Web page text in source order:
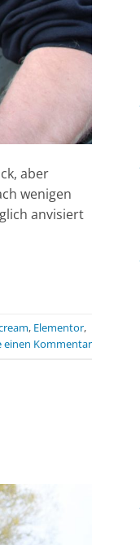
aber
wenigen
anvisiert
, Elementor,
einen Kommentar